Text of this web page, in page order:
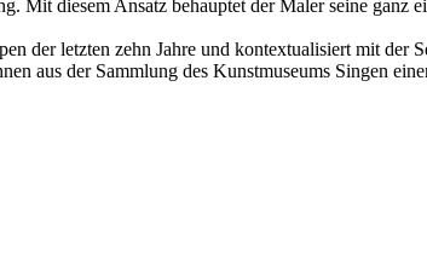
Mit diesem Ansatz behauptet der Maler seine ganz
der letzten zehn Jahre und kontextualisiert mit
aus der Sammlung des Kunstmuseums Singen